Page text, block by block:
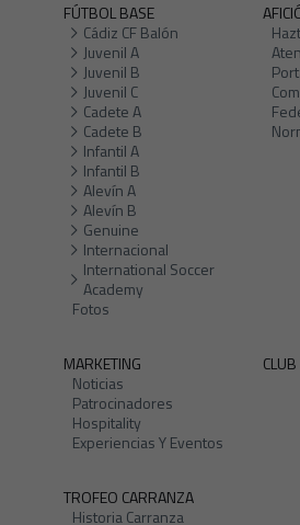
FÚTBOL BASE
Cádiz CF Balón
Juvenil A
Juvenil B
Juvenil C
Cadete A
Cadete B
Infantil A
Infantil B
Alevín A
Alevín B
Genuine
Internacional
International Soccer
Academy
Fotos
MARKETING
Noticias
Patrocinadores
Hospitality
Experiencias Y Eventos
TROFEO CARRANZA
Historia Carranza